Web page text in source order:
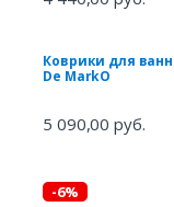
Коврики для
De MarkO
5 090,00 руб.
-6%